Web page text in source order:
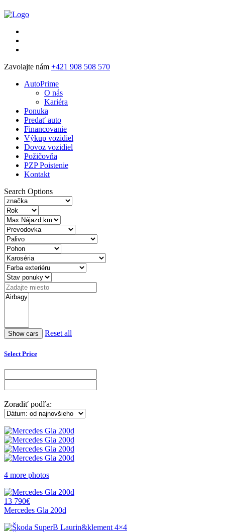
Zavolajte nám +421 908 508 570
AutoPrime
O nás
Kariéra
Ponuka
Predať auto
Financovanie
Výkup vozidiel
Dovoz vozidiel
Požičovňa
PZP Poistenie
Kontakt
Search Options
Reset all
Select Price
Zoradiť podľa:
4 more photos
13 790€
Mercedes Gla 200d